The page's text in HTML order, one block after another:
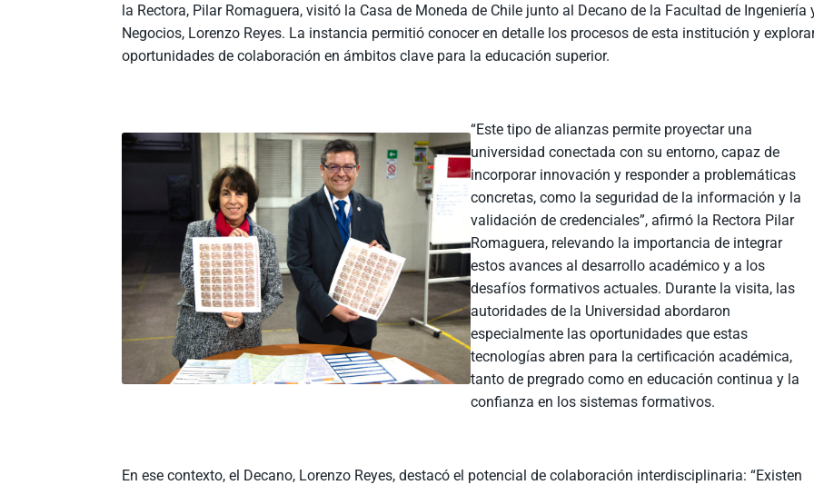
la Rectora, Pilar Romaguera, visitó la Casa de Moneda de Chile junto al Decano de la Facultad de Ingeniería
Negocios, Lorenzo Reyes. La instancia permitió conocer en detalle los procesos de esta institución y
oportunidades de colaboración en ámbitos clave para la educación superior.
“Este tipo de alianzas permite proyectar una
universidad conectada con su entorno, capaz de
incorporar innovación y responder a problemáticas
concretas, como la seguridad de la información y la
validación de credenciales”, afirmó la Rectora Pilar
Romaguera, relevando la importancia de integrar
estos avances al desarrollo académico y a los
desafíos formativos actuales. Durante la visita, las
autoridades de la Universidad abordaron
especialmente las oportunidades que estas
tecnologías abren para la certificación académica,
tanto de pregrado como en educación continua y la
confianza en los sistemas formativos.
En ese contexto, el Decano, Lorenzo Reyes, destacó el potencial de colaboración interdisciplinaria: “Existen